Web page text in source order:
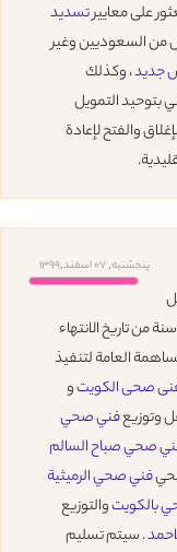
على معاييرتسديد
من السعوديين وغير
جديد، وكذلك
بتوحيد التمويل
والفتح لإعادة
پنجشنبه, 07 اسفند,1399
العامة لتنفيذ
صحى الكويتو
وتوزيعفني صحي
صحي صباح السالم
فني صحي الرميثية
بالكويتوالتوزيع
. سيتم تسليم